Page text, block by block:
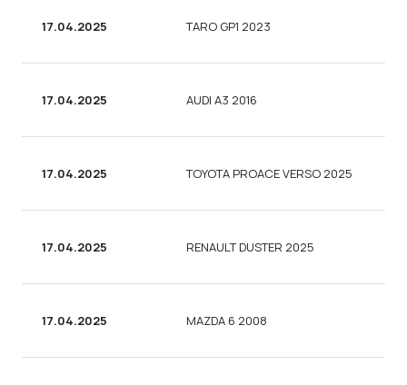
17.04.2025 TARO GP1 2023
17.04.2025 AUDI A3 2016
17.04.2025 TOYOTA PROACE VERSO 2025
17.04.2025 RENAULT DUSTER 2025
17.04.2025 MAZDA 6 2008